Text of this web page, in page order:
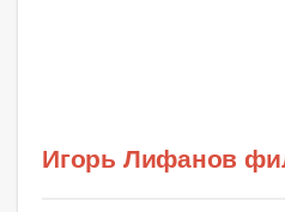
Игорь Лифанов